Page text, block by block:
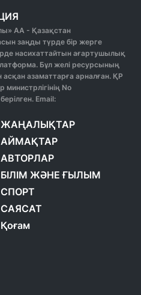
АА - Қазақстан
заңды түрде бір жерге
насихаттайтын ағартушылық
Бұл желі ресурсының
азаматтарға арналған. ҚР
No
Email:
ЖАҢАЛЫҚТАР
АЙМАҚТАР
АВТОРЛАР
БІЛІМ ЖӘНЕ ҒЫЛЫМ
СПОРТ
САЯСАТ
Қоғам